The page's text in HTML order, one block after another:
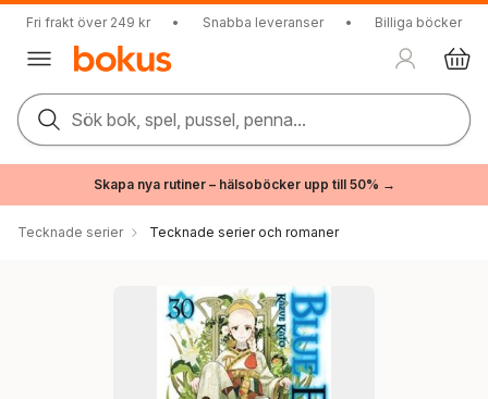
Fri frakt över 249 kr • Snabba leveranser • Billiga böcker
Sök bok, spel, pussel, penna...
Skapa nya rutiner – hälsoböcker upp till 50% →
Tecknade serier Tecknade serier och romaner